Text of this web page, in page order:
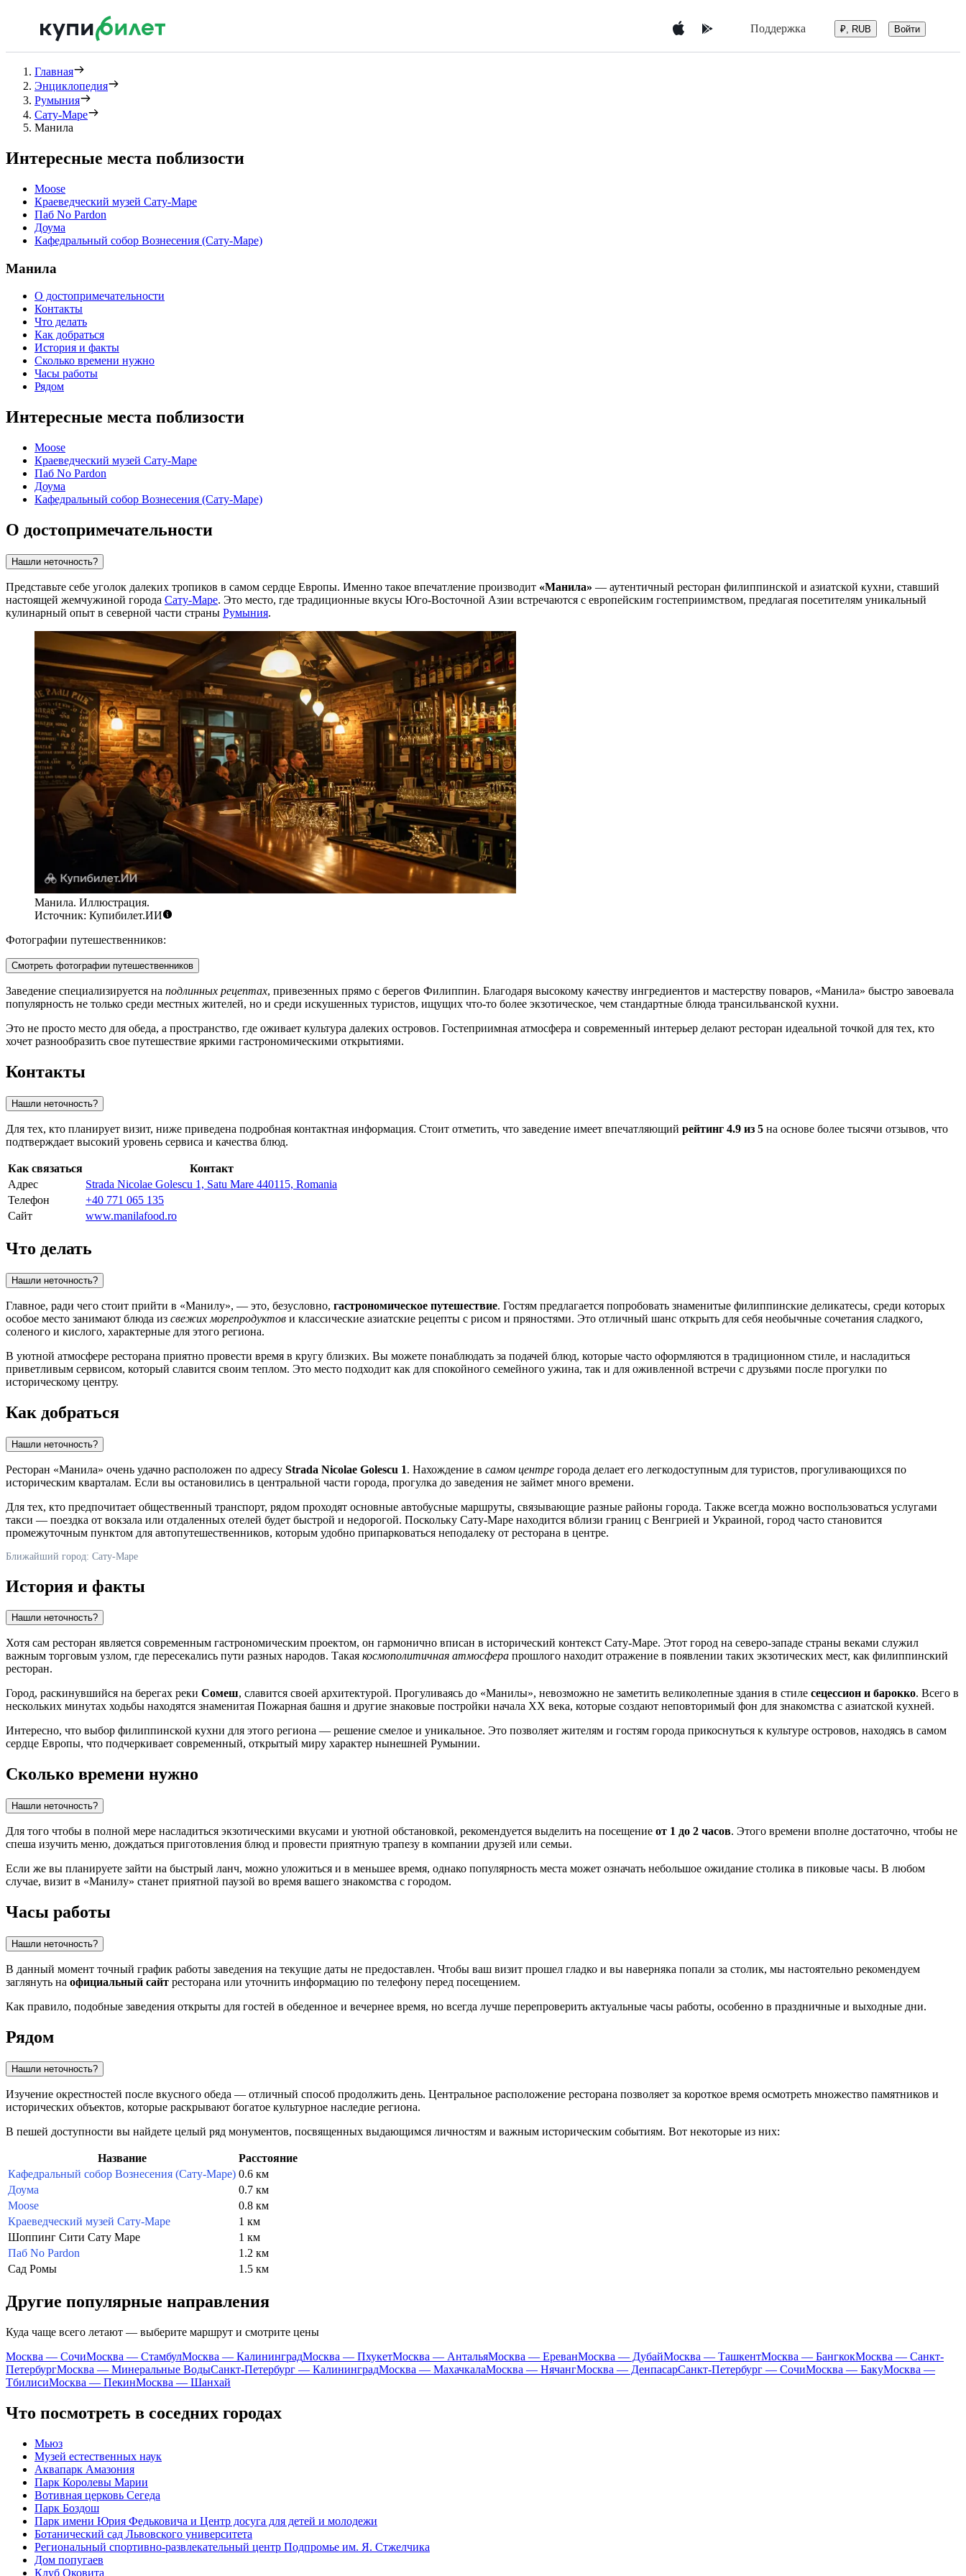
Поддержка ₽, RUB Войти
Главная
Энциклопедия
Румыния
Сату-Маре
Манила
Интересные места поблизости
Moose
Краеведческий музей Сату-Маре
Паб No Pardon
Доума
Кафедральный собор Вознесения (Сату-Маре)
Манила
О достопримечательности
Контакты
Что делать
Как добраться
История и факты
Сколько времени нужно
Часы работы
Рядом
Интересные места поблизости
Moose
Краеведческий музей Сату-Маре
Паб No Pardon
Доума
Кафедральный собор Вознесения (Сату-Маре)
О достопримечательности
Нашли неточность?
Представьте себе уголок далеких тропиков в самом сердце Европы. Именно такое впечатление производит «Манила» — аутентичный ресторан филиппинской и азиатской кухни, ставший
настоящей жемчужиной города Сату-Маре. Это место, где традиционные вкусы Юго-Восточной Азии встречаются с европейским гостеприимством, предлагая посетителям уникальный
кулинарный опыт в северной части страны Румыния.
Манила. Иллюстрация.
Источник: Купибилет.ИИ
Фотографии путешественников:
Смотреть фотографии путешественников
Заведение специализируется на подлинных рецептах, привезенных прямо с берегов Филиппин. Благодаря высокому качеству ингредиентов и мастерству поваров, «Манила» быстро завоевала
популярность не только среди местных жителей, но и среди искушенных туристов, ищущих что-то более экзотическое, чем стандартные блюда трансильванской кухни.
Это не просто место для обеда, а пространство, где оживает культура далеких островов. Гостеприимная атмосфера и современный интерьер делают ресторан идеальной точкой для тех, кто
хочет разнообразить свое путешествие яркими гастрономическими открытиями.
Контакты
Нашли неточность?
Для тех, кто планирует визит, ниже приведена подробная контактная информация. Стоит отметить, что заведение имеет впечатляющий рейтинг 4.9 из 5 на основе более тысячи отзывов, что
подтверждает высокий уровень сервиса и качества блюд.
Как связаться
Контакт
Адрес
Strada Nicolae Golescu 1, Satu Mare 440115, Romania
Телефон
+40 771 065 135
Сайт
www.manilafood.ro
Что делать
Нашли неточность?
Главное, ради чего стоит прийти в «Манилу», — это, безусловно, гастрономическое путешествие. Гостям предлагается попробовать знаменитые филиппинские деликатесы, среди которых
особое место занимают блюда из свежих морепродуктов и классические азиатские рецепты с рисом и пряностями. Это отличный шанс открыть для себя необычные сочетания сладкого,
соленого и кислого, характерные для этого региона.
В уютной атмосфере ресторана приятно провести время в кругу близких. Вы можете понаблюдать за подачей блюд, которые часто оформляются в традиционном стиле, и насладиться
приветливым сервисом, который славится своим теплом. Это место подходит как для спокойного семейного ужина, так и для оживленной встречи с друзьями после прогулки по
историческому центру.
Как добраться
Нашли неточность?
Ресторан «Манила» очень удачно расположен по адресу Strada Nicolae Golescu 1. Нахождение в самом центре города делает его легкодоступным для туристов, прогуливающихся по
историческим кварталам. Если вы остановились в центральной части города, прогулка до заведения не займет много времени.
Для тех, кто предпочитает общественный транспорт, рядом проходят основные автобусные маршруты, связывающие разные районы города. Также всегда можно воспользоваться услугами
такси — поездка от вокзала или отдаленных отелей будет быстрой и недорогой. Поскольку Сату-Маре находится вблизи границ с Венгрией и Украиной, город часто становится
промежуточным пунктом для автопутешественников, которым удобно припарковаться неподалеку от ресторана в центре.
Ближайший город: Сату-Маре
История и факты
Нашли неточность?
Хотя сам ресторан является современным гастрономическим проектом, он гармонично вписан в исторический контекст Сату-Маре. Этот город на северо-западе страны веками служил
важным торговым узлом, где пересекались пути разных народов. Такая космополитичная атмосфера прошлого находит отражение в появлении таких экзотических мест, как филиппинский
ресторан.
Город, раскинувшийся на берегах реки Сомеш, славится своей архитектурой. Прогуливаясь до «Манилы», невозможно не заметить великолепные здания в стиле сецессион и барокко. Всего в
нескольких минутах ходьбы находятся знаменитая Пожарная башня и другие знаковые постройки начала XX века, которые создают неповторимый фон для знакомства с азиатской кухней.
Интересно, что выбор филиппинской кухни для этого региона — решение смелое и уникальное. Это позволяет жителям и гостям города прикоснуться к культуре островов, находясь в самом
сердце Европы, что подчеркивает современный, открытый миру характер нынешней Румынии.
Сколько времени нужно
Нашли неточность?
Для того чтобы в полной мере насладиться экзотическими вкусами и уютной обстановкой, рекомендуется выделить на посещение от 1 до 2 часов. Этого времени вполне достаточно, чтобы не
спеша изучить меню, дождаться приготовления блюд и провести приятную трапезу в компании друзей или семьи.
Если же вы планируете зайти на быстрый ланч, можно уложиться и в меньшее время, однако популярность места может означать небольшое ожидание столика в пиковые часы. В любом
случае, визит в «Манилу» станет приятной паузой во время вашего знакомства с городом.
Часы работы
Нашли неточность?
В данный момент точный график работы заведения на текущие даты не предоставлен. Чтобы ваш визит прошел гладко и вы наверняка попали за столик, мы настоятельно рекомендуем
заглянуть на официальный сайт ресторана или уточнить информацию по телефону перед посещением.
Как правило, подобные заведения открыты для гостей в обеденное и вечернее время, но всегда лучше перепроверить актуальные часы работы, особенно в праздничные и выходные дни.
Рядом
Нашли неточность?
Изучение окрестностей после вкусного обеда — отличный способ продолжить день. Центральное расположение ресторана позволяет за короткое время осмотреть множество памятников и
исторических объектов, которые раскрывают богатое культурное наследие региона.
В пешей доступности вы найдете целый ряд монументов, посвященных выдающимся личностям и важным историческим событиям. Вот некоторые из них:
Название
Расстояние
Кафедральный собор Вознесения (Сату-Маре) 0.6 км
Доума
0.7 км
Moose
0.8 км
Краеведческий музей Сату-Маре
1 км
Шоппинг Сити Сату Маре
1 км
Паб No Pardon
1.2 км
Сад Ромы
1.5 км
Другие популярные направления
Куда чаще всего летают — выберите маршрут и смотрите цены
Москва — СочиМосква — СтамбулМосква — КалининградМосква — ПхукетМосква — АнтальяМосква — ЕреванМосква — ДубайМосква — ТашкентМосква — БангкокМосква — Санкт-
ПетербургМосква — Минеральные ВодыСанкт-Петербург — КалининградМосква — МахачкалаМосква — НячангМосква — ДенпасарСанкт-Петербург — СочиМосква — БакуМосква —
ТбилисиМосква — ПекинМосква — Шанхай
Что посмотреть в соседних городах
Мьюз
Музей естественных наук
Аквапарк Амазония
Парк Королевы Марии
Вотивная церковь Сегеда
Парк Боздош
Парк имени Юрия Федьковича и Центр досуга для детей и молодежи
Ботанический сад Львовского университета
Региональный спортивно-развлекательный центр Подпромье им. Я. Стжелчика
Дом попугаев
Клуб Оковита